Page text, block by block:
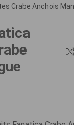
Crabe Anchois